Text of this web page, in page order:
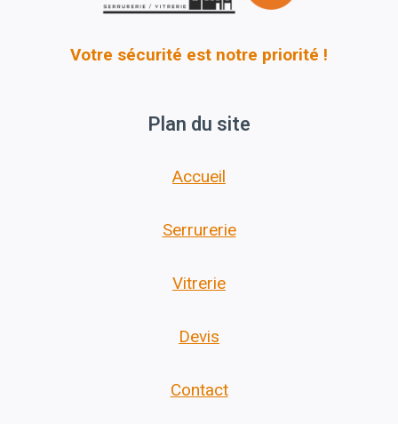
Votre sécurité est notre priorité !
Plan du site
Accueil
Serrurerie
Vitrerie
Devis
Contact